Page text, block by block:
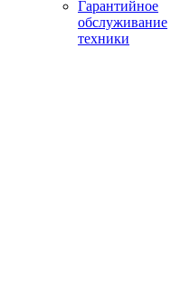
Гарантийное
обслуживание
техники